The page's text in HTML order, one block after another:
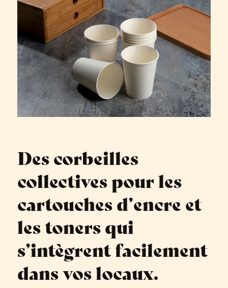
Des corbeilles
collectives pour les
cartouches d’encre et
les toners qui
s’intègrent facilement
dans vos locaux.